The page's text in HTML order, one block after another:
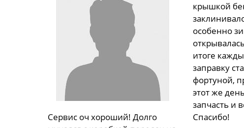
Сервис оч хороший! Долго
крышкой
особенно
итоге
заправку
фортуной,
этот же
запчасть и
Спасибо!